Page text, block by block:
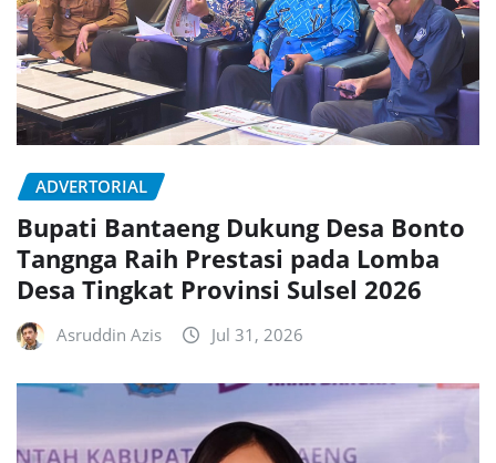
ADVERTORIAL
Bupati Bantaeng Dukung Desa Bonto
Tangnga Raih Prestasi pada Lomba
Desa Tingkat Provinsi Sulsel 2026
Asruddin Azis Jul 31, 2026